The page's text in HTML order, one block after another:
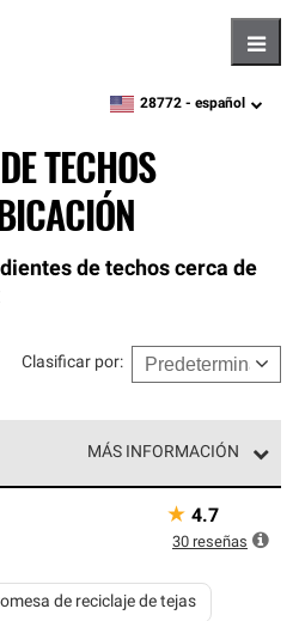
zipcode, language
28772 - español
TECHOS
de techos cerca de
Clasificar por:
MÁS INFORMACIÓN
superior de nuestra red
estrictos de
mejor garantía de
de reciclaje de tejas
★ 4.7
30 reseñas